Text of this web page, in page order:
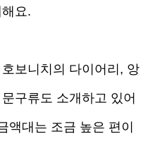
요.
보니치의 다이어리, 앙
구류도 소개하고 있어
액대는 조금 높은 편이